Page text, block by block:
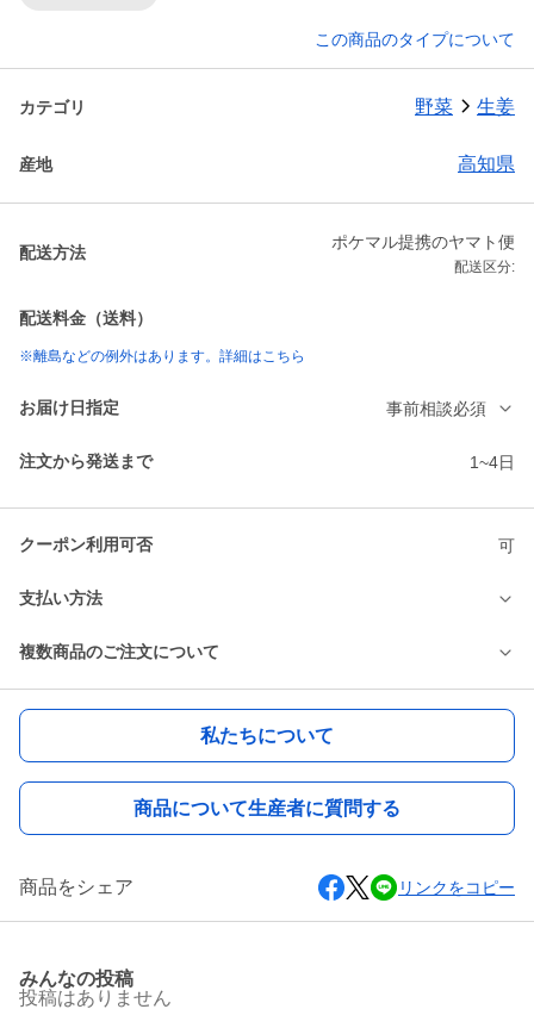
この商品のタイプについて
カテゴリ 野菜 生姜
産地 高知県
配送方法
ポケマル提携のヤマト便
配送区分:
配送料金（送料）
※離島などの例外はあります。詳細はこちら
お届け日指定 事前相談必須
注文から発送まで 1~4日
クーポン利用可否 可
支払い方法
複数商品のご注文について
私たちについて
商品について生産者に質問する
商品をシェア リンクをコピー
みんなの投稿
投稿はありません